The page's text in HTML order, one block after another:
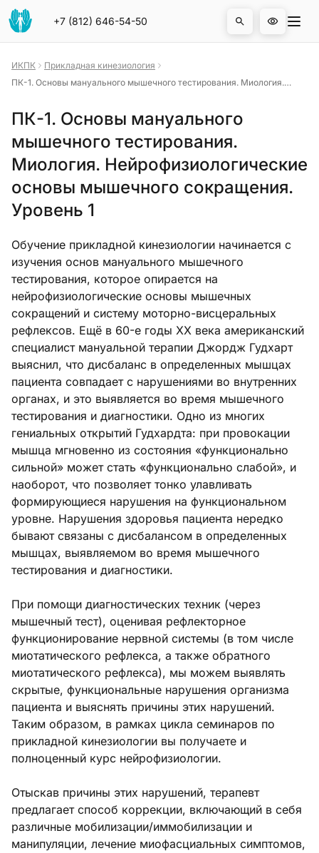
На главную страницу
+7 (812) 646-54-50
Открыть
ИКПК
Прикладная кинезиология
ПК-1. Основы мануального мышечного тестирования. Миология.
ПК-1. Основы мануального
мышечного тестирования.
Миология. Нейрофизиологические
основы мышечного сокращения.
Уровень 1
Обучение прикладной кинезиологии начинается с
изучения основ мануального мышечного
тестирования, которое опирается на
нейрофизиологические основы мышечных
сокращений и систему моторно-висцеральных
рефлексов. Ещё в 60-е годы XX века американский
специалист мануальной терапии Джордж Гудхарт
выяснил, что дисбаланс в определенных мышцах
пациента совпадает с нарушениями во внутренних
органах, и это выявляется во время мышечного
тестирования и диагностики. Одно из многих
гениальных открытий Гудхардта: при провокации
мышца мгновенно из состояния «функционально
сильной» может стать «функционально слабой», и
наоборот, что позволяет тонко улавливать
формирующиеся нарушения на функциональном
уровне. Нарушения здоровья пациента нередко
бывают связаны с дисбалансом в определенных
мышцах, выявляемом во время мышечного
тестирования и диагностики.
При помощи диагностических техник (через
мышечный тест), оценивая рефлекторное
функционирование нервной системы (в том числе
миотатического рефлекса, а также обратного
миотатического рефлекса), мы можем выявлять
скрытые, функциональные нарушения организма
пациента и выяснять причины этих нарушений.
Таким образом, в рамках цикла семинаров по
прикладной кинезиологии вы получаете и
полноценный курс нейрофизиологии.
Отыскав причины этих нарушений, терапевт
предлагает способ коррекции, включающий в себя
различные мобилизации/иммобилизации и
манипуляции, лечение миофасциальных симптомов,